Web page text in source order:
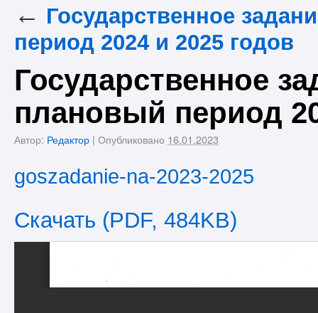
← Государственное
период 2024 и 2025 годов
Государственное
плановый период
Автор: Редактор | Опубликовано 16.01.2023
goszadanie-na-2023-2025
Скачать (PDF, 484KB)